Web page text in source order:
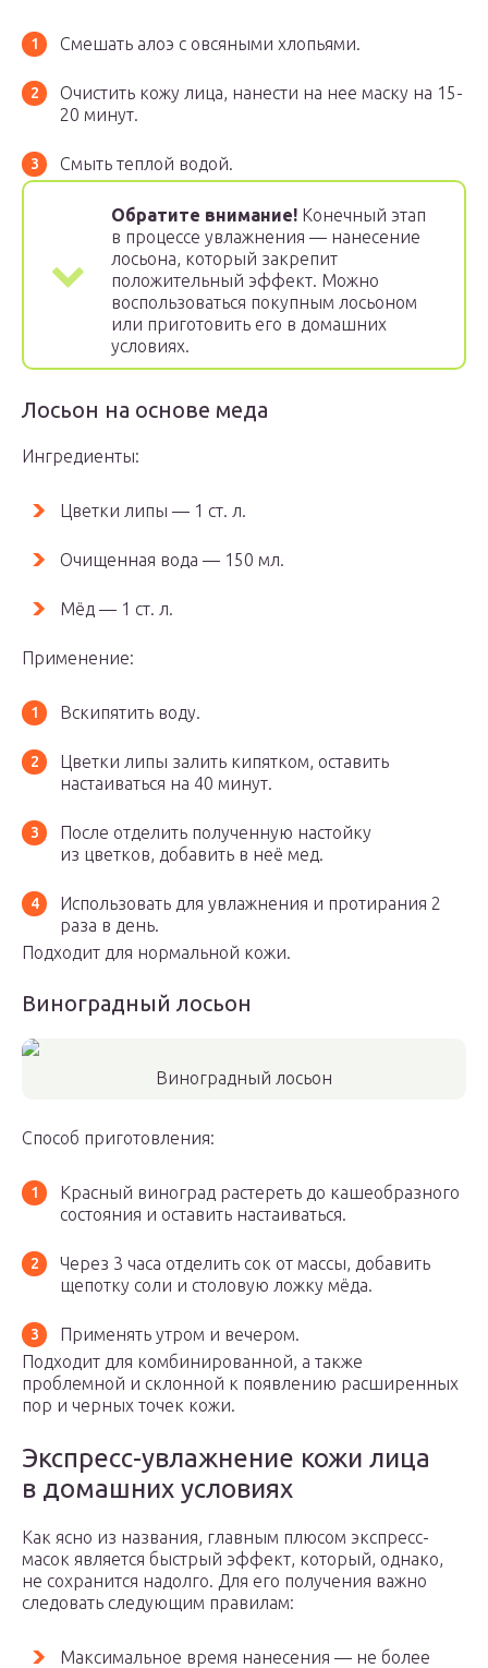
Смешать алоэ с овсяными хлопьями.
Очистить кожу лица, нанести на нее маску на 15-
20 минут.
Смыть теплой водой.
Обратите внимание! Конечный этап
в процессе увлажнения — нанесение
лосьона, который закрепит
положительный эффект. Можно
воспользоваться покупным лосьоном
или приготовить его в домашних
условиях.
Лосьон на основе меда
Ингредиенты:
Цветки липы — 1 ст. л.
Очищенная вода — 150 мл.
Мёд — 1 ст. л.
Применение:
Вскипятить воду.
Цветки липы залить кипятком, оставить
настаиваться на 40 минут.
После отделить полученную настойку
из цветков, добавить в неё мед.
Использовать для увлажнения и протирания 2
раза в день.
Подходит для нормальной кожи.
Виноградный лосьон
Виноградный лосьон
Способ приготовления:
Красный виноград растереть до кашеобразного
состояния и оставить настаиваться.
Через 3 часа отделить сок от массы, добавить
щепотку соли и столовую ложку мёда.
Применять утром и вечером.
Подходит для комбинированной, а также
проблемной и склонной к появлению расширенных
пор и черных точек кожи.
Экспресс-увлажнение кожи лица
в домашних условиях
Как ясно из названия, главным плюсом экспресс-
масок является быстрый эффект, который, однако,
не сохранится надолго. Для его получения важно
следовать следующим правилам:
Максимальное время нанесения — не более